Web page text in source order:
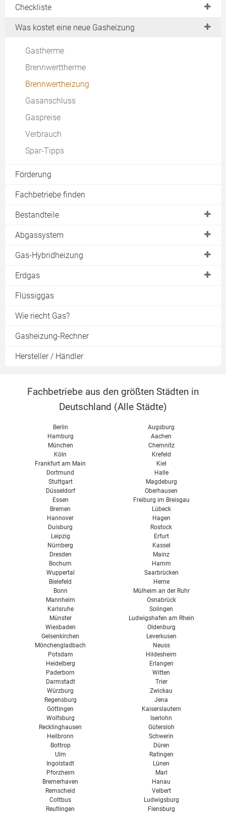
Lohnt Brennwert?
Auf Gas wechseln?
Gas-Brennwertkessel
Gasetagenheizung
Dachheizzentrale
im Test
H2 Ready
Checkliste
Machbarkeit
Was kostet eine neue Gasheizung
Gastherme
Brennwerttherme
Brennwertheizung
Gasanschluss
Gaspreise
Verbrauch
Spar-Tipps
Förderung
Fachbetriebe finden
Bestandteile
Heizkessel
Brenner
Pufferspeicher
Abgassystem
Kondensatablauf
Abgasleitung
Raumluftunabhängig
Sanierungskosten
Schornsteinfeger
Gas-Hybridheizung
Gas mit Solarthermie
Hybrid-Wärmepumpe
Erdgas
Bioerdgas
Heizen mit Gas
Flüssiggas
Wie riecht Gas?
Gasheizung-Rechner
Hersteller / Händler
Fachbetriebe aus den größten Städten in
Deutschland (Alle Städte)
Berlin
Hamburg
München
Köln
Frankfurt am Main
Dortmund
Stuttgart
Düsseldorf
Essen
Bremen
Hannover
Duisburg
Leipzig
Nürnberg
Dresden
Bochum
Wuppertal
Bielefeld
Bonn
Mannheim
Karlsruhe
Münster
Wiesbaden
Gelsenkirchen
Mönchengladbach
Augsburg
Aachen
Chemnitz
Krefeld
Kiel
Halle
Magdeburg
Oberhausen
Freiburg im Breisgau
Lübeck
Hagen
Rostock
Erfurt
Kassel
Mainz
Hamm
Saarbrücken
Herne
Mülheim an der Ruhr
Osnabrück
Solingen
Ludwigshafen am Rhein
Oldenburg
Leverkusen
Neuss
Potsdam
Heidelberg
Paderborn
Darmstadt
Würzburg
Regensburg
Göttingen
Wolfsburg
Recklinghausen
Heilbronn
Bottrop
Ulm
Ingolstadt
Pforzheim
Bremerhaven
Remscheid
Cottbus
Reutlingen
Hildesheim
Erlangen
Witten
Trier
Zwickau
Jena
Kaiserslautern
Iserlohn
Gütersloh
Schwerin
Düren
Ratingen
Lünen
Marl
Hanau
Velbert
Ludwigsburg
Flensburg